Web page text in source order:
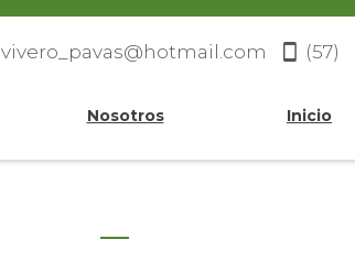
vivero_pavas@hotmail.com (57)
Nosotros Inicio